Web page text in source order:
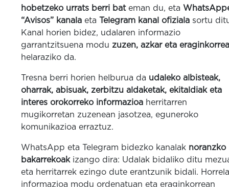
hobetzeko urrats berri bateman du, eta
“Avisos” kanalaeta Telegram kanal ofizialasortu
Kanal horien bidez, udalaren informazio
garrantzitsuena modu zuzen, azkar eta
helaraziko da.
Tresna berri horien helburua da udaleko albisteak,
oharrak, abisuak, zerbitzu aldaketak, ekitaldiak eta
interes orokorreko informazioaherritarren
mugikorretan zuzenean jasotzea, eguneroko
komunikazioa erraztuz.
WhatsApp eta Telegram bidezko kanalak noranzko
bakarrekoakizango dira: Udalak bidaliko ditu
eta herritarrek ezingo dute erantzunik bidali.
informazioa modu ordenatuan eta eraginkorrean